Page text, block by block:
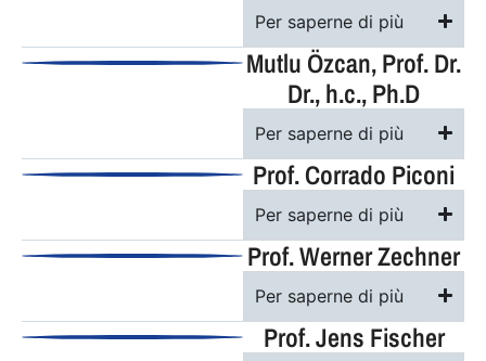
Per saperne di più
Mutlu Özcan, Prof. Dr.
Dr., h.c., Ph.D
Per saperne di più
Prof. Corrado Piconi
Per saperne di più
Prof. Werner Zechner
Per saperne di più
Prof. Jens Fischer